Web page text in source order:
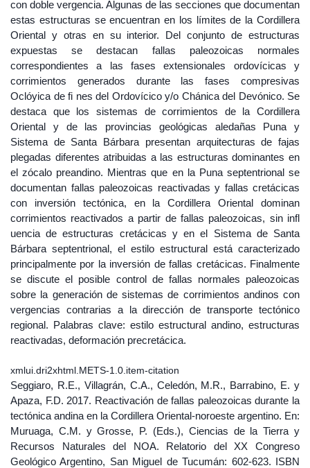
con doble vergencia. Algunas de las secciones que documentan
estas estructuras se encuentran en los límites de la Cordillera
Oriental y otras en su interior. Del conjunto de estructuras
expuestas se destacan fallas paleozoicas normales
correspondientes a las fases extensionales ordovícicas y
corrimientos generados durante las fases compresivas
Oclóyica de fi nes del Ordovícico y/o Chánica del Devónico. Se
destaca que los sistemas de corrimientos de la Cordillera
Oriental y de las provincias geológicas aledañas Puna y
Sistema de Santa Bárbara presentan arquitecturas de fajas
plegadas diferentes atribuidas a las estructuras dominantes en
el zócalo preandino. Mientras que en la Puna septentrional se
documentan fallas paleozoicas reactivadas y fallas cretácicas
con inversión tectónica, en la Cordillera Oriental dominan
corrimientos reactivados a partir de fallas paleozoicas, sin infl
uencia de estructuras cretácicas y en el Sistema de Santa
Bárbara septentrional, el estilo estructural está caracterizado
principalmente por la inversión de fallas cretácicas. Finalmente
se discute el posible control de fallas normales paleozoicas
sobre la generación de sistemas de corrimientos andinos con
vergencias contrarias a la dirección de transporte tectónico
regional. Palabras clave: estilo estructural andino, estructuras
reactivadas, deformación precretácica.
xmlui.dri2xhtml.METS-1.0.item-citation
Seggiaro, R.E., Villagrán, C.A., Celedón, M.R., Barrabino, E. y
Apaza, F.D. 2017. Reactivación de fallas paleozoicas durante la
tectónica andina en la Cordillera Oriental-noroeste argentino. En:
Muruaga, C.M. y Grosse, P. (Eds.), Ciencias de la Tierra y
Recursos Naturales del NOA. Relatorio del XX Congreso
Geológico Argentino, San Miguel de Tucumán: 602-623. ISBN